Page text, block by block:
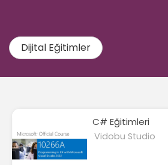
Dijital Eğitimler
C# Eğitimleri
Vidobu Studio